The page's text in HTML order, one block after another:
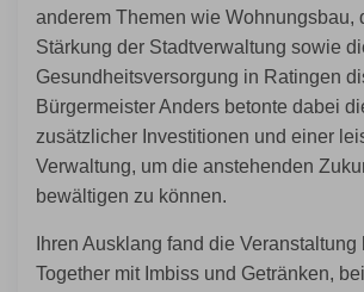
anderem Themen wie Wohnungsbau,
Stärkung der Stadtverwaltung sowie
Gesundheitsversorgung in Ratingen
Bürgermeister Anders betonte dabei
zusätzlicher Investitionen und einer
Verwaltung, um die anstehenden
bewältigen zu können.
Ihren Ausklang fand die
Together mit Imbiss und Getränken,